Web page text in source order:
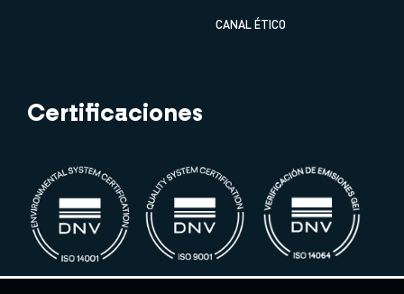
CANAL ÉTICO
Certificaciones